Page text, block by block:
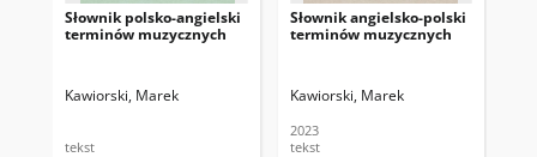
Słownik polsko-angielski
terminów muzycznych
Kawiorski, Marek
tekst
Słownik angielsko-polski
terminów muzycznych
Kawiorski, Marek
2023
tekst